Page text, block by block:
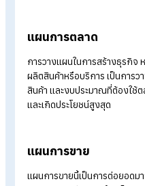
องค์กรว่าในแต่ละปีเราจะ
ได้ผลสูงสุด องค์กรควรให้
ให้เกิดพันธสัญญาร่วมกัน
ยอดขาย กำไร และความ
SWOT Analysis
องค์กร ต้องเริ่มจากการวิ